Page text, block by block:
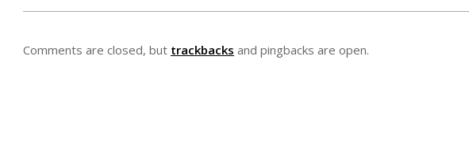
Comments are closed, but trackbacks and pingbacks are open.